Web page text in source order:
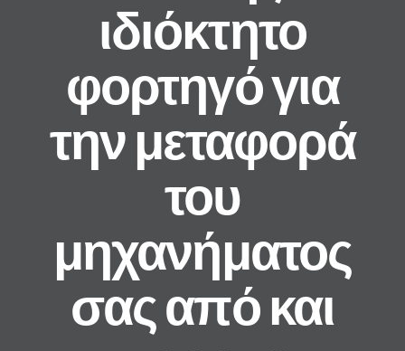
ιδιόκτητο
φορτηγό για
την μεταφορά
του
μηχανήματος
σας από και